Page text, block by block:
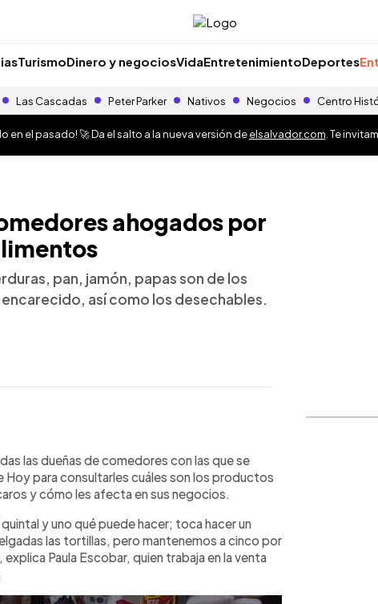
TurismoDinero y negociosVidaEntretenimientoDeportes
Las Cascadas Peter Parker Nativos Negocios Centro
en el pasado! 🚀 Da el salto a la nueva versión deelsalvador.com . Te
ahogados por
pan, jamón, papas son de los
así como los desechables.
las dueñas de comedores con las que se
Hoy para consultarles cuáles son los productos
y cómo les afecta en sus negocios.
y uno qué puede hacer; toca hacer un
las tortillas, pero mantenemos a cinco por
Paula Escobar, quien trabaja en la venta